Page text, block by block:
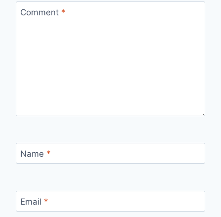
Comment *
Name *
Email *